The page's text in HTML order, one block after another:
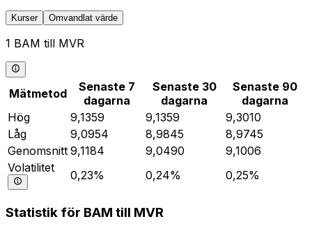
Kurser Omvandlat värde
1 BAM till MVR
Mätmetod
Senaste 7
dagarna
Senaste 30
dagarna
Senaste 90
dagarna
Hög
9,1359 9,1359
9,3010
Låg
9,0954 8,9845
8,9745
Genomsnitt 9,1184 9,0490
9,1006
Volatilitet
0,23% 0,24% 0,25%
Statistik för BAM till MVR